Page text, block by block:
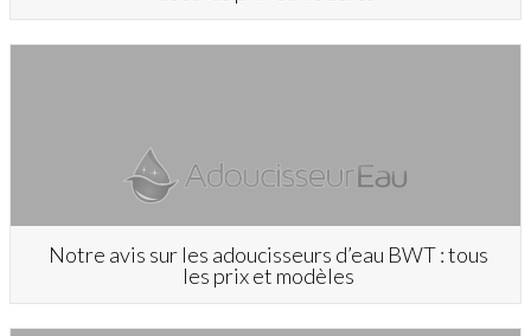
Notre avis sur les adoucisseurs d’eau BWT : tous
les prix et modèles